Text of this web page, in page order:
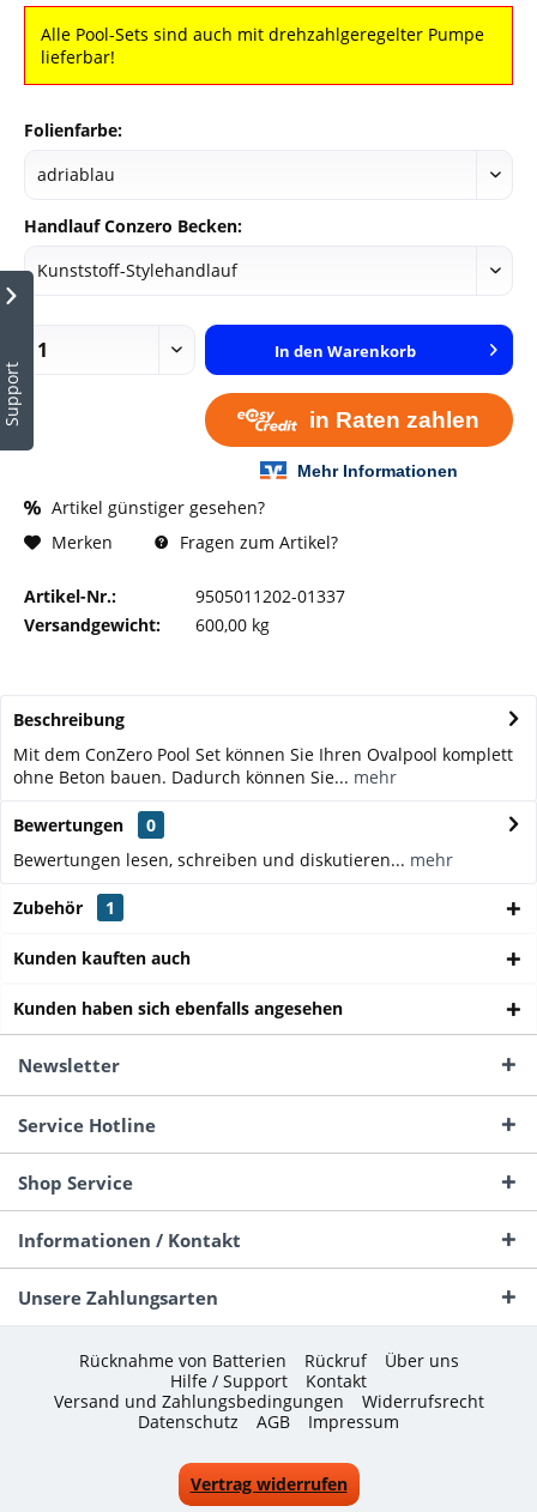
Support
Alle Pool-Sets sind auch mit drehzahlgeregelter Pumpe
lieferbar!
Folienfarbe:
Handlauf Conzero Becken:
In den Warenkorb
Artikel günstiger gesehen?
Merken
Fragen zum Artikel?
Artikel-Nr.:
9505011202-01337
Versandgewicht:
600,00 kg
Beschreibung
Mit dem ConZero Pool Set können Sie Ihren Ovalpool komplett
ohne Beton bauen. Dadurch können Sie... mehr
Bewertungen
0
Bewertungen lesen, schreiben und diskutieren... mehr
Zubehör 1
Kunden kauften auch
Kunden haben sich ebenfalls angesehen
Newsletter
Service Hotline
Shop Service
Informationen / Kontakt
Unsere Zahlungsarten
Rücknahme von Batterien Rückruf
Über uns
Hilfe / Support
Kontakt
Versand und Zahlungsbedingungen
Widerrufsrecht
Datenschutz
AGB Impressum
Vertrag widerrufen